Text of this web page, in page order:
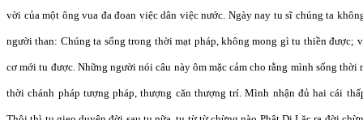
vời của một ông vua đa đoan việc dân việc nước. Ngày nay tu sĩ chúng ta
người than: Chúng ta sống trong thời mạt pháp, không mong gì tu thiền được;
cơ mới tu được. Những người nói câu này ôm mặc cảm cho rằng mình sống thời
thời chánh pháp tượng pháp, thượng căn thượng trí. Mình nhận đủ hai cái